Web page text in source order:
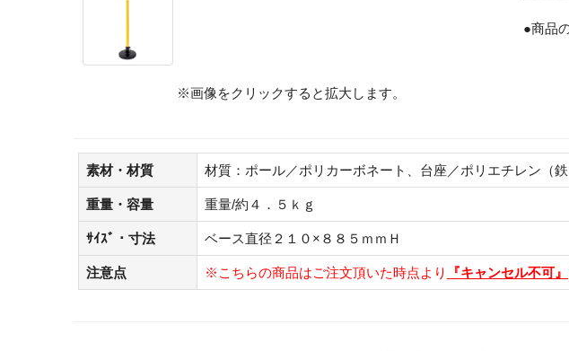
※画像をクリックすると拡大します。
●商品
素材・材質 材質：ポール／ポリカーボネート、台座／ポリエチレン（
重量・容量 重量/約４．５ｋｇ
ｻｲｽﾞ・寸法 ベース直径２１０×８８５ｍｍＨ
注意点 ※こちらの商品はご注文頂いた時点より 『キャンセル不可』